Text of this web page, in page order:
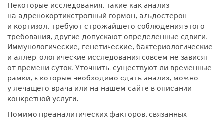
Некоторые исследования, такие как анализ
на адренокортикотропный гормон, альдостерон
и кортизол, требуют строжайшего соблюдения этого
требования, другие допускают определенные сдвиги.
Иммунологические, генетические, бактериологические
и аллергологические исследования совсем не зависят
от времени суток. Уточнить, существуют ли временные
рамки, в которые необходимо сдать анализ, можно
у лечащего врача или на нашем сайте в описании
конкретной услуги.
Помимо преаналитических факторов, связанных